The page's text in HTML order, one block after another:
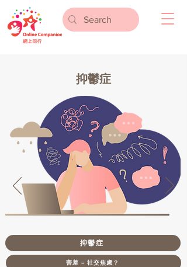
抑鬱症
抑鬱症
害羞 = 社交焦慮？